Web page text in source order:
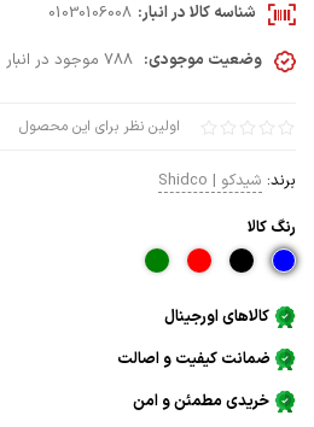
اولین نظر برای این محصول
برند: شیدکو | Shidco
رنگ كالا
کالاهای اورجینال
ضمانت کیفیت و اصالت
خریدی مطمئن و امن
شناسه کالا در انبار: 01030106008
وضعیت موجودی: 788 موجود در انبار